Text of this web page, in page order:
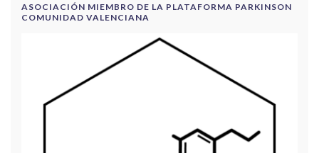
ASOCIACIÓN MIEMBRO DE LA PLATAFORMA PARKINSON
COMUNIDAD VALENCIANA